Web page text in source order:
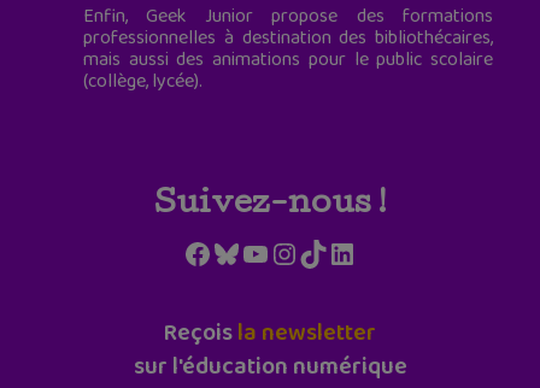
Enfin, Geek Junior propose des formations
professionnelles à destination des bibliothécaires,
mais aussi des animations pour le public scolaire
(collège, lycée).
Suivez-nous !
Facebook
Bluesky
YouTube
Instagram
TikTokLinkedIn
Reçoisla newsletter
sur l'éducation numérique